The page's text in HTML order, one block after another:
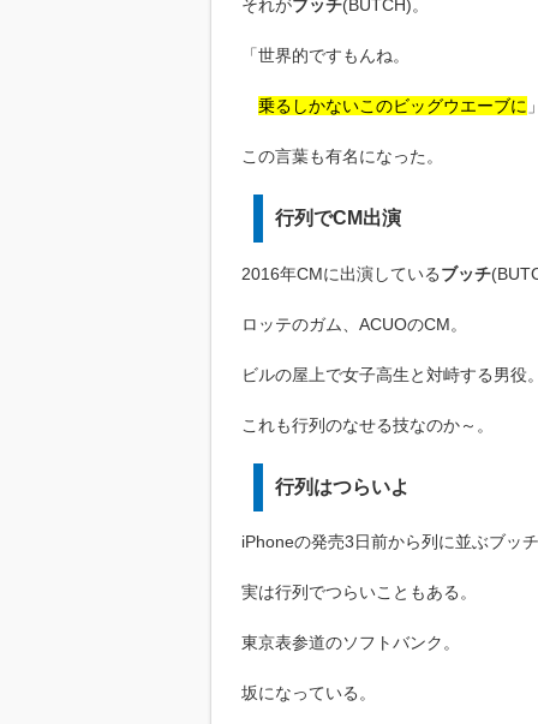
それがブッチ(BUTCH)。
「世界的ですもんね。
乗るしかないこのビッグウエーブに 」
この言葉も有名になった。
行列でCM出演
2016年CMに出演しているブッチ
ロッテのガム、ACUOのCM。
ビルの屋上で女子高生と対峙する男役。
これも行列のなせる技なのか～。
行列はつらいよ
iPhoneの発売3日前から列に並ぶブッチ
実は行列でつらいこともある。
東京表参道のソフトバンク。
坂になっている。